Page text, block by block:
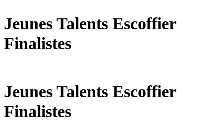
Jeunes Talents Escoffier
Finalistes
Jeunes Talents Escoffier
Finalistes